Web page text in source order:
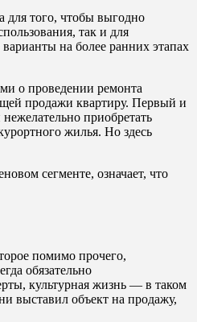
того, чтобы выгодно
так и для
на более ранних этапах
о проведении ремонта
продажи квартиру. Первый и
приобретать
жилья. Но здесь
сегменте, означает, что
помимо прочего,
обязательно
культурная жизнь — в таком
выставил объект на продажу,